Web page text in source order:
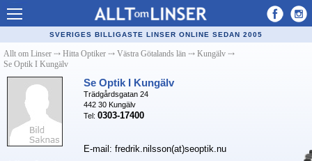
Allt om Linser
Billiga kontaktlinser
Köpa linser på nätet
Återförsäljare linser
Populära linser
Kontaktlinstyper
SVERIGES BILLIGASTE LINSER ONLINE SEDAN 2005
Allt om Linser ⤏ Hitta Optiker ⤏ Västra Götalands län ⤏ Kungälv ⤏
Se Optik I Kungälv
Se Optik I Kungälv
Trädgårdsgatan 24
442 30 Kungälv
Tel: 0303-17400
E-mail: fredrik.nilsson(at)seoptik.nu